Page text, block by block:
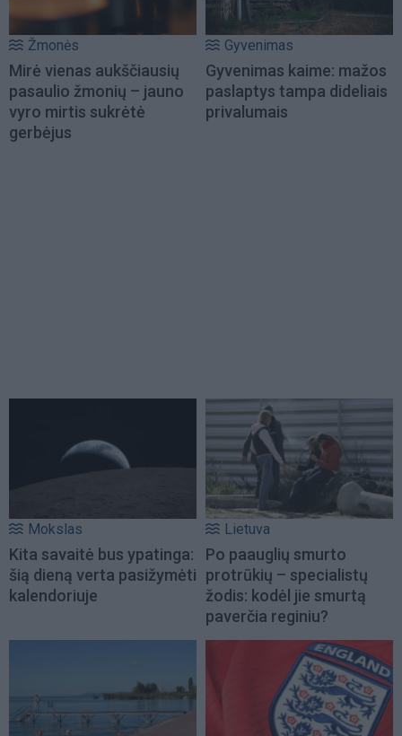
Žmonės
Mirė vienas aukščiausių
pasaulio žmonių – jauno
vyro mirtis sukrėtė
gerbėjus
Gyvenimas
Gyvenimas kaime: mažos
paslaptys tampa dideliais
privalumais
Mokslas
Kita savaitė bus ypatinga:
šią dieną verta pasižymėti
kalendoriuje
Lietuva
Po paauglių smurto
protrūkių – specialistų
žodis: kodėl jie smurtą
paverčia reginiu?